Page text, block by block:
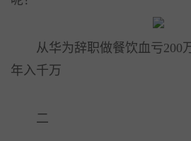
从华为辞职做餐饮血亏200万
年入千万
二